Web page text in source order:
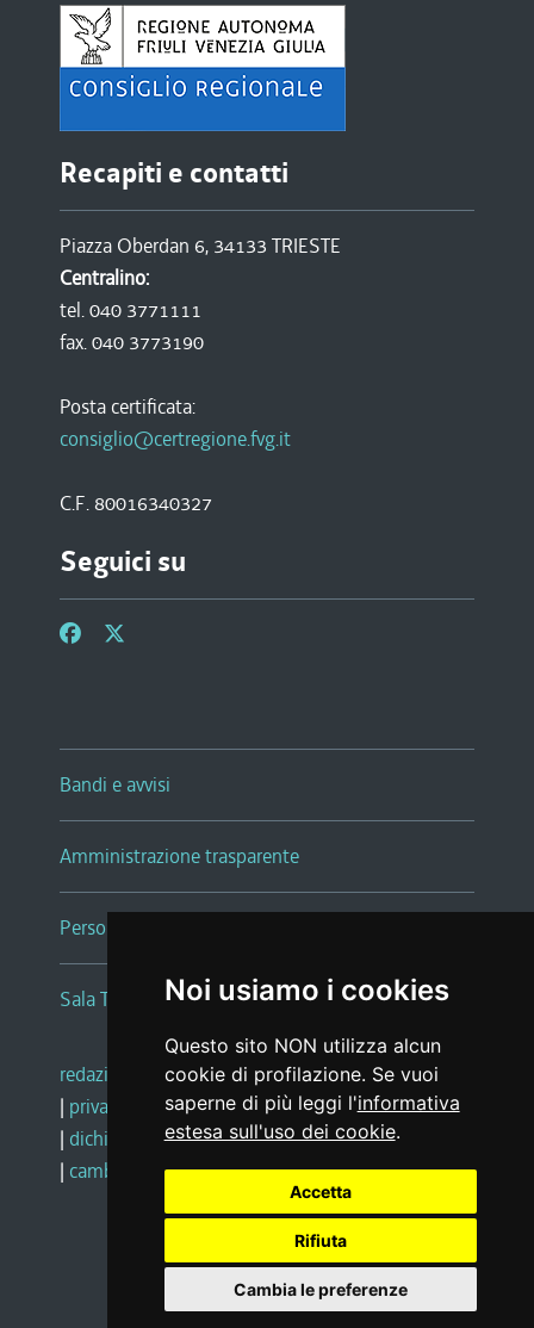
Noi usiamo i cookies
Questo sito NON utilizza alcun
cookie di profilazione. Se vuoi
saperne di più leggi l'informativa
estesa sull'uso dei cookie.
Accetta
Rifiuta
Cambia le preferenze
Recapiti e contatti
Piazza Oberdan 6, 34133 TRIESTE
Centralino:
tel. 040 3771111
fax. 040 3773190
Posta certificata:
consiglio@certregione.fvg.it
C.F. 80016340327
Seguici su
Bandi e avvisi
Amministrazione trasparente
Persone e Uffici
Sala Tiziano Tessitori
redazione web |note legali |glossario
| privacy
social media policy
| dichiarazione di accessibilità |feedback
| cambio preferenze cookie
Realizzato da